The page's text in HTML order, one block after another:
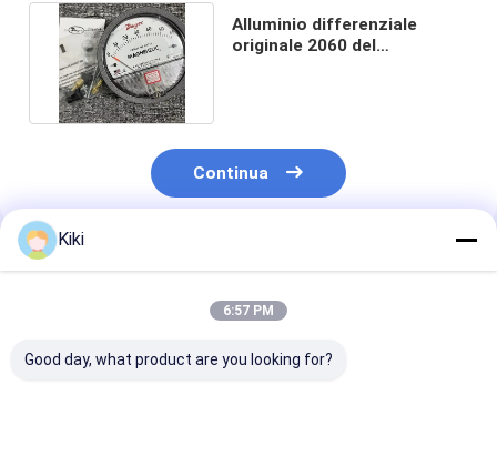
Alluminio differenziale
originale 2060 del
Continua
Prodotti Raccomandati
Kiki
6:57 PM
Good day, what product are you looking for?